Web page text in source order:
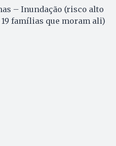
– Inundação (risco alto
famílias que moram ali)